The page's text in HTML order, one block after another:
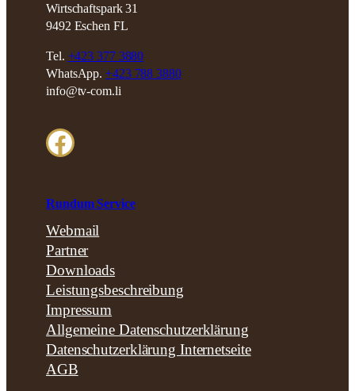
Wirtschaftspark 31
9492 Eschen FL
Tel. +423 377 3880
WhatsApp.+423 788 3880
info@tv-com.li
Facebook
Rundum Service
Webmail
Partner
Downloads
Leistungsbeschreibung
Impressum
Allgemeine Datenschutzerklärung
Datenschutzerklärung Internetseite
AGB